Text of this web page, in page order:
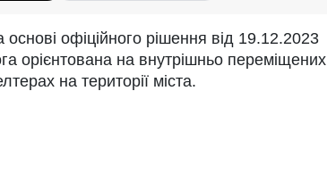
основі офіційного рішення від 19.12.2023
орієнтована на внутрішньо переміщених
на території міста.